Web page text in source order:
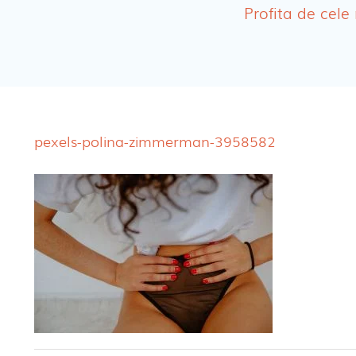
Servetele umede
Profita de
pexels-polina-zimmerman-3958582